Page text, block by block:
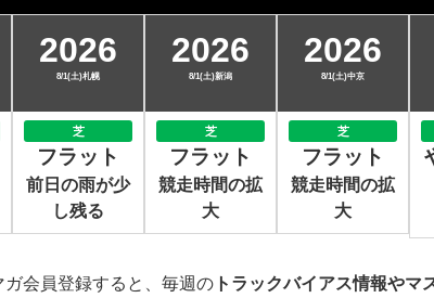
2026
8/1(土)札幌
芝
フラット
前日の雨が少
し残る
2026
8/1(土)新潟
芝
フラット
競走時間の拡
大
2026
8/1(土)中京
芝
フラット
競走時間の拡
大
会員登録すると、毎週の トラックバイアス情報やマ